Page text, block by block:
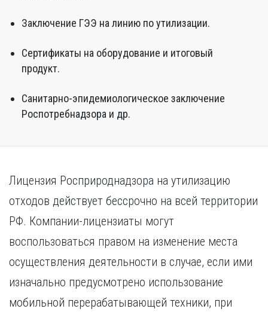
Заключение ГЭЭ на линию по утилизации.
Сертификаты на оборудование и итоговый
продукт.
Санитарно-эпидемиологическое заключение
Роспотребнадзора и др.
Лицензия Росприроднадзора на утилизацию
отходов действует бессрочно на всей территории
РФ. Компании-лицензиаты могут
воспользоваться правом на изменение места
осуществления деятельности в случае, если ими
изначально предусмотрено использование
мобильной перерабатывающей техники, при